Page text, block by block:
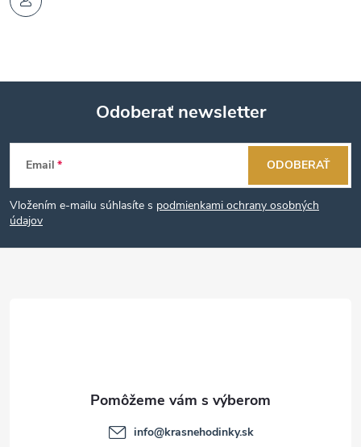
Z
á
p
Odoberať newsletter
Email
Vložením e-mailu súhlasíte s podmienkami ochrany osobných
údajov
ODOBERAŤ
info@krasnehodinky.sk